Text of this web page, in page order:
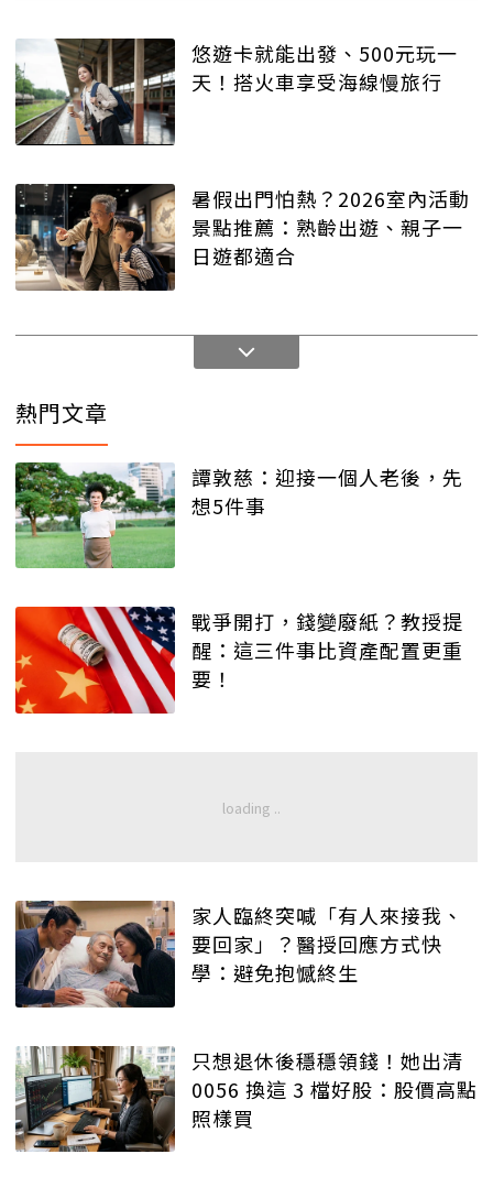
悠遊卡就能出發、500元玩一
天！搭火車享受海線慢旅行
暑假出門怕熱？2026室內活動
景點推薦：熟齡出遊、親子一
日遊都適合
熱門文章
譚敦慈：迎接一個人老後，先
想5件事
戰爭開打，錢變廢紙？教授提
醒：這三件事比資產配置更重
要！
家人臨終突喊「有人來接我、
要回家」？醫授回應方式快
學：避免抱憾終生
只想退休後穩穩領錢！她出清
0056 換這 3 檔好股：股價高點
照樣買